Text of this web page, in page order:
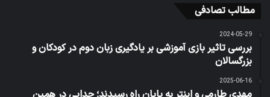
مطالب تصادفی
2024-05-29
بررسی تاثیر بازی آموزشی بر یادگیری زبان دوم در کودکان و
بزرگسالان
2025-06-16